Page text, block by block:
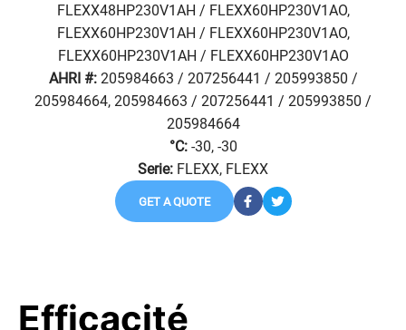
FLEXX48HP230V1AH / FLEXX60HP230V1AO,
FLEXX60HP230V1AH / FLEXX60HP230V1AO,
FLEXX60HP230V1AH / FLEXX60HP230V1AO
AHRI #: 205984663 / 207256441 / 205993850 /
205984664, 205984663 / 207256441 / 205993850 /
205984664
°C: -30, -30
Serie: FLEXX, FLEXX
GET A QUOTE
Efficacité